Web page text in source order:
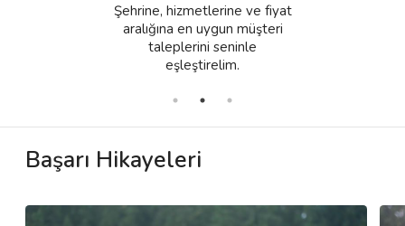
Şehrine, hizmetlerine ve fiyat
aralığına en uygun müşteri
taleplerini seninle
eşleştirelim.
Başarı Hikayeleri